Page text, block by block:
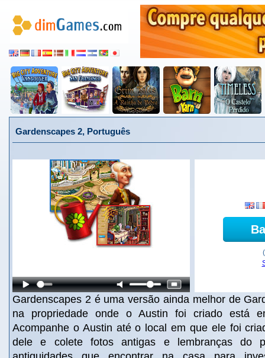
Gardenscapes 2, Português
Gardenscapes 2 é uma versão ainda melhor de
na propriedade onde o Austin foi criado está
Acompanhe o Austin até o local em que ele foi
dele e colete fotos antigas e lembranças do